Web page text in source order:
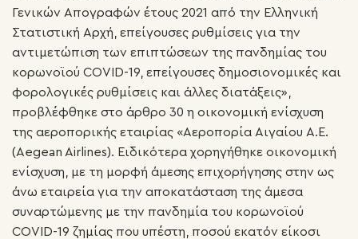
Γενικών Απογραφών έτους 2021 από την Ελληνική
Στατιστική Αρχή, επείγουσες ρυθμίσεις για την
αντιμετώπιση των επιπτώσεων της πανδημίας του
κορωνοϊού COVID-19, επείγουσες δημοσιονομικές και
φορολογικές ρυθμίσεις και άλλες διατάξεις»,
προβλέφθηκε στο άρθρο 30 η οικονομική ενίσχυση
της αεροπορικής εταιρίας «Αεροπορία Αιγαίου Α.Ε.
(Aegean Airlines). Ειδικότερα χορηγήθηκε οικονομική
ενίσχυση, με τη μορφή άμεσης επιχορήγησης στην ως
άνω εταιρεία για την αποκατάσταση της άμεσα
συναρτώμενης με την πανδημία του κορωνοϊού
COVID-19 ζημίας που υπέστη, ποσού εκατόν είκοσι